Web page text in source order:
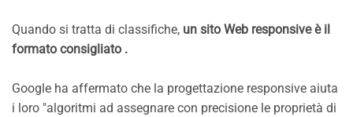
Quando si tratta di classifiche, un sito Web responsive è il
formato consigliato .
Google ha affermato che la progettazione responsive aiuta
i loro "algoritmi ad assegnare con precisione le proprietà di